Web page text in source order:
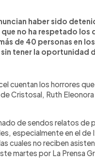
haber sido
no ha respetado los
de 40 personas en
tener la oportunidad
cuentan los horrores
Cristosal, Ruth
de sendos relatos de
especialmente en el de
cuales no reciben
martes por La Prensa